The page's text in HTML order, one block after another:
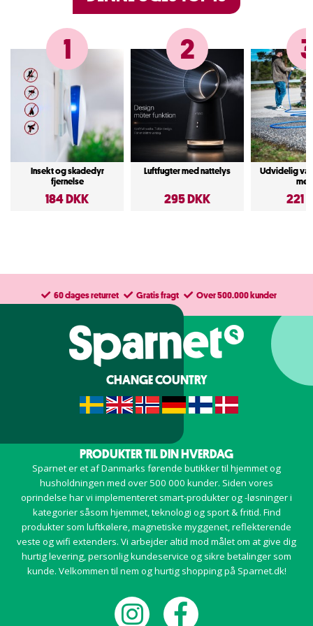
1
Insekt og skadedyr
fjernelse
184 DKK
2
Luftfugter med nattelys
295 DKK
Udvidelig
221
60 dages returret Gratis fragt Over 500.000 kunder
CHANGE COUNTRY
PRODUKTER TIL DIN HVERDAG
Sparnet er et af Danmarks førende butikker til hjemmet og
husholdningen med over 500 000 kunder. Siden vores
oprindelse har vi implementeret smart-produkter og -løsninger i
kategorier såsom hjemmet, teknologi og sport & fritid. Find
produkter som luftkølere, magnetiske myggenet, reflekterende
veste og wifi extenders. Vi arbejder altid mod målet om at give dig
hurtig levering, personlig kundeservice og sikre betalinger som
kunde. Velkommen til nem og hurtig shopping på Sparnet.dk!